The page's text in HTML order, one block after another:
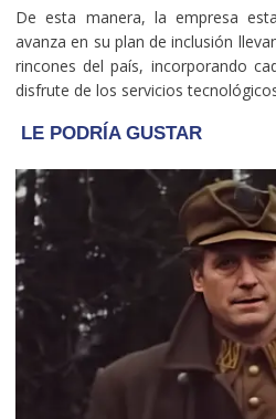
De esta manera, la empresa
avanza en su plan de inclusión
rincones del país, incorporando
disfrute de los servicios